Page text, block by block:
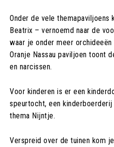
Onder de vele themapaviljoens
Beatrix – vernoemd naar de
waar je onder meer
Oranje Nassau paviljoen toont
en narcissen.
Voor kinderen is er een
speurtocht, een
thema Nijntje.
Verspreid over de tuinen kom